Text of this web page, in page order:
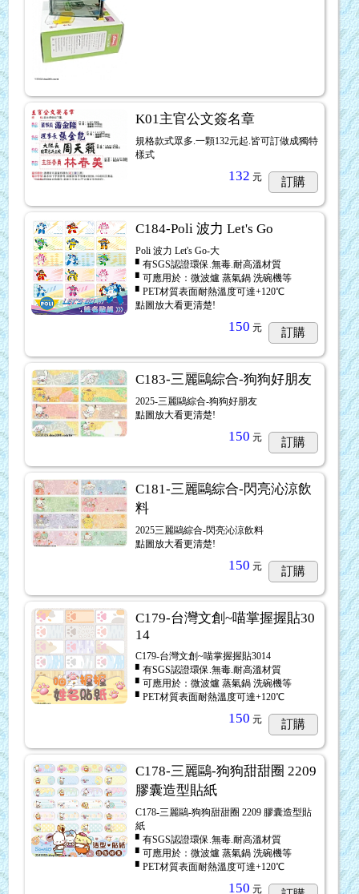
K01主官公文簽名章
規格款式眾多.一顆132元起.皆可訂做成獨特
樣式
132 元 訂購
C184-Poli 波力 Let's Go
Poli 波力 Let's Go-大
▘有SGS認證環保.無毒.耐高溫材質
▘可應用於：微波爐 蒸氣鍋 洗碗機等
▘PET材質表面耐熱溫度可達+120℃
點圖放大看更清楚!
150 元 訂購
C183-三麗鷗綜合-狗狗好朋友
2025-三麗鷗綜合-狗狗好朋友
點圖放大看更清楚!
150 元 訂購
C181-三麗鷗綜合-閃亮沁涼飲
料
2025三麗鷗綜合-閃亮沁涼飲料
點圖放大看更清楚!
150 元 訂購
C179-台灣文創~喵掌握握貼30
14
C179-台灣文創~喵掌握握貼3014
▘有SGS認證環保.無毒.耐高溫材質
▘可應用於：微波爐 蒸氣鍋 洗碗機等
▘PET材質表面耐熱溫度可達+120℃
150 元 訂購
C178-三麗鷗-狗狗甜甜圈 2209
膠囊造型貼紙
C178-三麗鷗-狗狗甜甜圈 2209 膠囊造型貼
紙
▘有SGS認證環保.無毒.耐高溫材質
▘可應用於：微波爐 蒸氣鍋 洗碗機等
▘PET材質表面耐熱溫度可達+120℃
150 元